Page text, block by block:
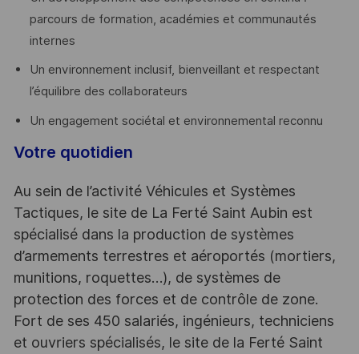
parcours de formation, académies et communautés
internes
Un environnement inclusif, bienveillant et respectant
l’équilibre des collaborateurs
Un engagement sociétal et environnemental reconnu
Votre quotidien
Au sein de l’activité Véhicules et Systèmes
Tactiques, le site de La Ferté Saint Aubin est
spécialisé dans la production de systèmes
d’armements terrestres et aéroportés (mortiers,
munitions, roquettes…), de systèmes de
protection des forces et de contrôle de zone.
Fort de ses 450 salariés, ingénieurs, techniciens
et ouvriers spécialisés, le site de la Ferté Saint